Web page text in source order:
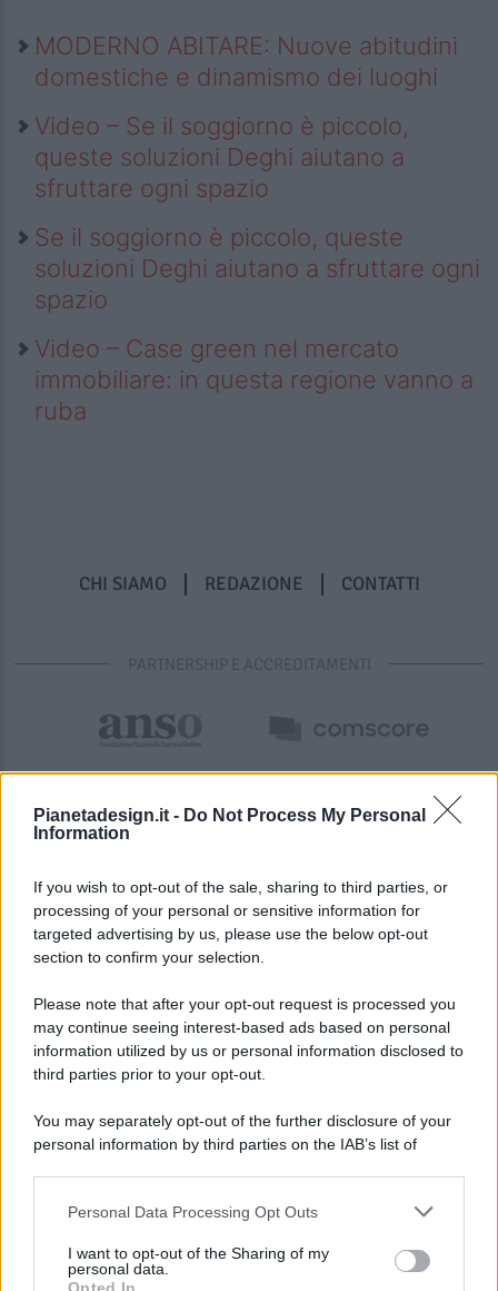
Pianetadesign.it - Do Not Process My Personal
Information
If you wish to opt-out of the sale, sharing to third parties, or
processing of your personal or sensitive information for
targeted advertising by us, please use the below opt-out
section to confirm your selection.
Please note that after your opt-out request is processed you
may continue seeing interest-based ads based on personal
information utilized by us or personal information disclosed to
third parties prior to your opt-out.
You may separately opt-out of the further disclosure of your
personal information by third parties on the IAB’s list of
This information may also be disclosed by us to third parties
disclose it to other third parties.
Personal Data Processing Opt Outs
I want to opt-out of the Sharing of my
personal data.
MODERNO ABITARE: Nuove abitudini
domestiche e dinamismo dei luoghi
Video – Se il soggiorno è piccolo,
queste soluzioni Deghi aiutano a
sfruttare ogni spazio
Se il soggiorno è piccolo, queste
soluzioni Deghi aiutano a sfruttare ogni
spazio
Video – Case green nel mercato
immobiliare: in questa regione vanno a
ruba
CHI SIAMO REDAZIONE CONTATTI
PARTNERSHIP E ACCREDITAMENTI
© 2026 - Pianeta Design - P.IVA 04827280654 - Testata
Registrata Al Tribunale Di Nocera Inferiore N. 8/2020 - RG N.
ISCRIZIONE AL ROC N. 35792 – ISCRITTA ALL’ANSO
(ASSOCIAZIONE NAZIONALE STAMPA ONLINE)
PREFERENZE PRIVACY